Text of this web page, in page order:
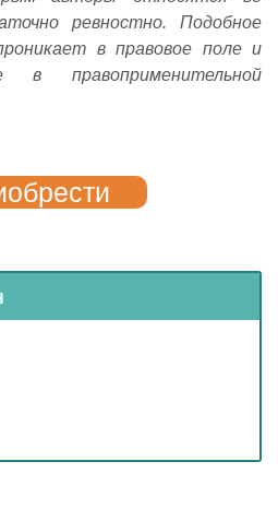
ревностно. Подобное
в правовое поле и
в правоприменительной